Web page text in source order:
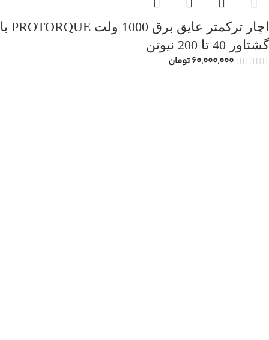
اچار ترکمتر عایق برق 1000 ولت PROTORQUE با
گشتاور 40 تا 200 نیوتن
60,000,000تومان